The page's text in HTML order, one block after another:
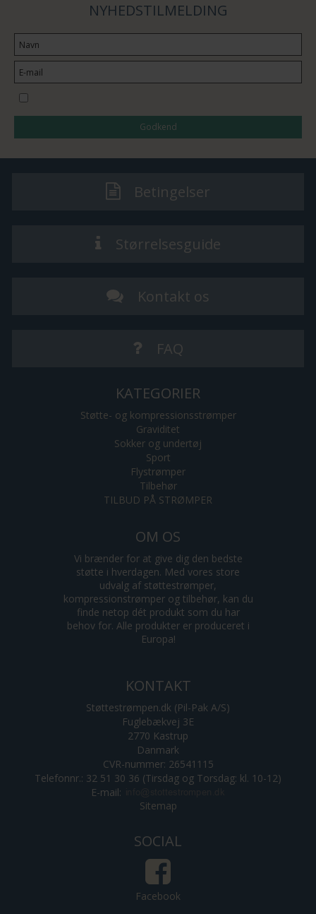
NYHEDSTILMELDING
Godkend
Betingelser
Størrelsesguide
Kontakt os
FAQ
KATEGORIER
Støtte- og kompressionsstrømper
Graviditet
Sokker og undertøj
Sport
Flystrømper
Tilbehør
TILBUD PÅ STRØMPER
OM OS
Vi brænder for at give dig den bedste
støtte i hverdagen. Med vores store
udvalg af støttestrømper,
kompressionstrømper og tilbehør, kan du
finde netop dét produkt som du har
behov for. Alle produkter er produceret i
Europa!
KONTAKT
Støttestrømpen.dk (Pil-Pak A/S)
Fuglebækvej 3E
2770 Kastrup
Danmark
CVR-nummer: 26541115
Telefonnr.: 32 51 30 36 (Tirsdag og Torsdag: kl. 10-12)
E-mail:
Sitemap
SOCIAL
Facebook